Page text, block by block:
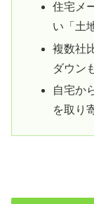
住宅メ
い「土
複数社
ダウン
自宅か
を取り